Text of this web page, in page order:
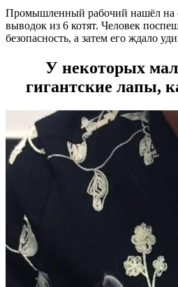
Промышленный рабочий нашёл на
выводок из 6 котят. Человек
безопасность, а затем его ждало
У некоторых
гигантские лапы,